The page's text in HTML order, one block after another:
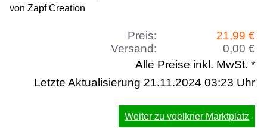
von Zapf Creation
Preis:
21,99 €
Versand:
0,00 €
Alle Preise inkl. MwSt. *
Letzte Aktualisierung 21.11.2024 03:23 Uhr
Weiter zu voelkner Marktplatz